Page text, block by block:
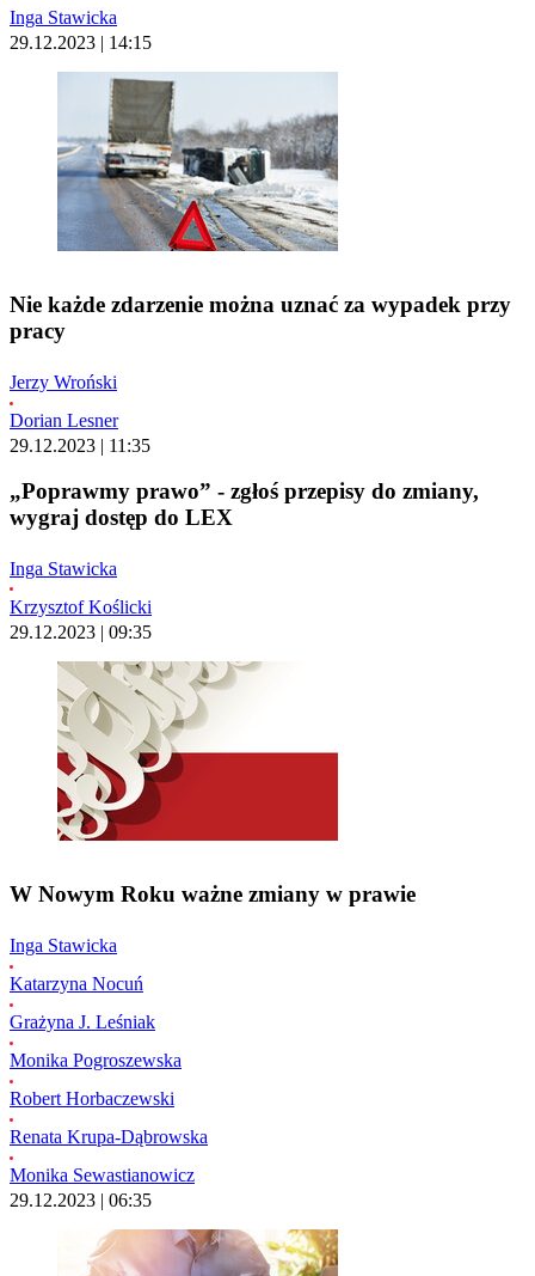
Inga Stawicka
29.12.2023 | 14:15
Nie każde zdarzenie można uznać za wypadek przy
pracy
Jerzy Wroński
Dorian Lesner
29.12.2023 | 11:35
„Poprawmy prawo” - zgłoś przepisy do zmiany,
wygraj dostęp do LEX
Inga Stawicka
Krzysztof Koślicki
29.12.2023 | 09:35
W Nowym Roku ważne zmiany w prawie
Inga Stawicka
Katarzyna Nocuń
Grażyna J. Leśniak
Monika Pogroszewska
Robert Horbaczewski
Renata Krupa-Dąbrowska
Monika Sewastianowicz
29.12.2023 | 06:35